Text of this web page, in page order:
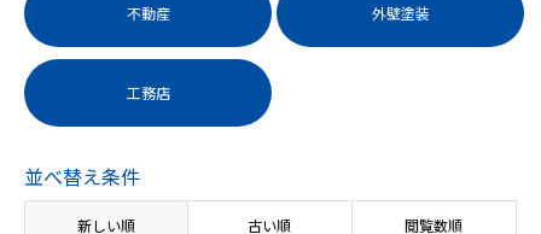
不動産 外壁塗装
工務店
並べ替え条件
新しい順 古い順 閲覧数順